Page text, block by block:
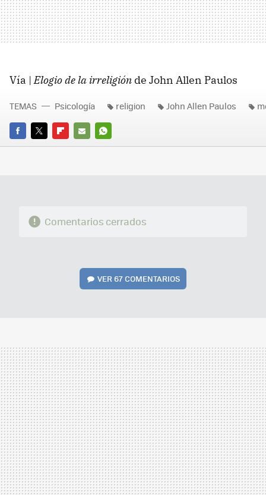
Vía |Elogio de la irreligión de John Allen Paulos
FACEBOOK
TWITTERFLIPBOARD
E-
WHATSAPP
TEMAS Psicología religion John Allen Paulos
Comentarios cerrados
VER67 COMENTARIOS